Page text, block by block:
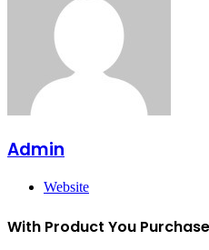
Admin
Website
With Product You Purchase